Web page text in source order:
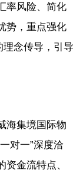
率风险、简化
势，重点强化
念传导，引导
海集境国际物
对一”深度洽
金流特点、